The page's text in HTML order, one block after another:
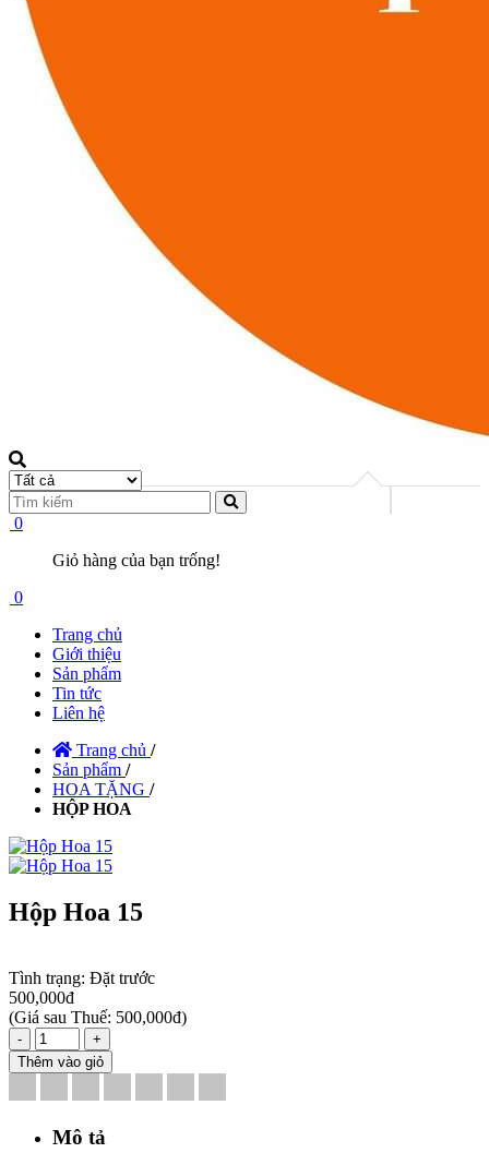
0
Giỏ hàng của bạn trống!
0
Trang chủ
Giới thiệu
Sản phẩm
Tin tức
Liên hệ
Trang chủ /
Sản phẩm /
HOA TẶNG /
HỘP HOA
Hộp Hoa 15
Tình trạng: Đặt trước
500,000đ
(Giá sau Thuế: 500,000đ)
-
+
Thêm vào giỏ
Mô tả